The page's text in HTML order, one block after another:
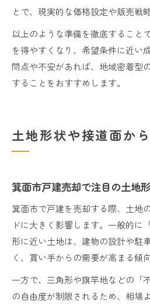
とで、現実的な価格設定や販売戦
以上のような準備を徹底すること
を得やすくなり、希望条件に近い
問点や不安があれば、地域密着型
することをおすすめします。
土地形状や接道面か
箕面市戸建売却で注目の土地
箕面市で戸建を売却する際、土地
ドに大きく影響します。一般的に
形に近い土地は、建物の設計や駐
く、買い手からの需要が高まる傾
一方で、三角形や旗竿地などの「
の自由度が制限されるため、相場